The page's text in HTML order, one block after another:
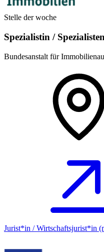
Stelle der woche
Spezialistin /
Bundesanstalt für
Jurist*in / Wirtschafts­jurist*in